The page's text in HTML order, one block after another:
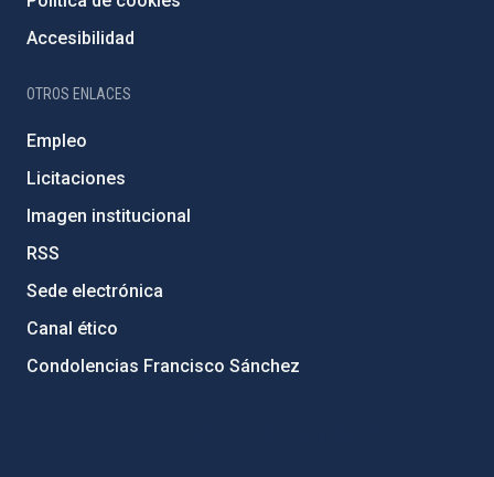
Accesibilidad
OTROS ENLACES
Empleo
Licitaciones
Imagen institucional
RSS
Sede electrónica
Canal ético
Condolencias Francisco Sánchez